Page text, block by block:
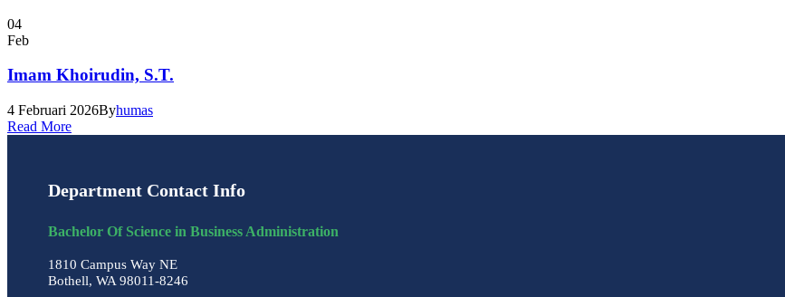
04
Feb
Imam Khoirudin, S.T.
4 Februari 2026Byhumas
Read More
Department Contact Info
Bachelor Of Science in Business Administration
1810 Campus Way NE
Bothell, WA 98011-8246